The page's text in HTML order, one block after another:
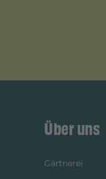
Über uns
Gärtnerei